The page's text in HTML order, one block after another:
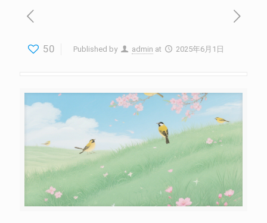
50 Published by admin at 2025年6月1日